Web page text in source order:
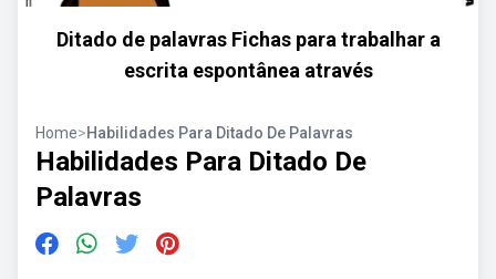
Ditado de palavras Fichas para trabalhar a
escrita espontânea através
Home>Habilidades Para Ditado De Palavras
Habilidades Para Ditado De
Palavras